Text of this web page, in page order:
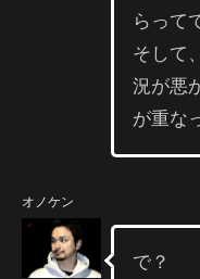
らって
そして
況が悪
が重な
オノケン
で？